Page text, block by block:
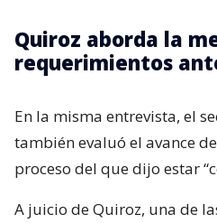
Quiroz aborda la
requerimientos
En la misma entrevista, el
también evaluó el avance
proceso del que dijo estar
A juicio de Quiroz, una de